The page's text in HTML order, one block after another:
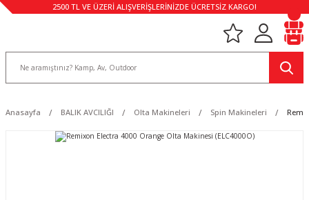
2500 TL VE ÜZERİ ALIŞVERİŞLERİNİZDE ÜCRETSİZ KARGO!
Anasayfa BALIK AVCILIĞI Olta Makineleri Spin Makineleri